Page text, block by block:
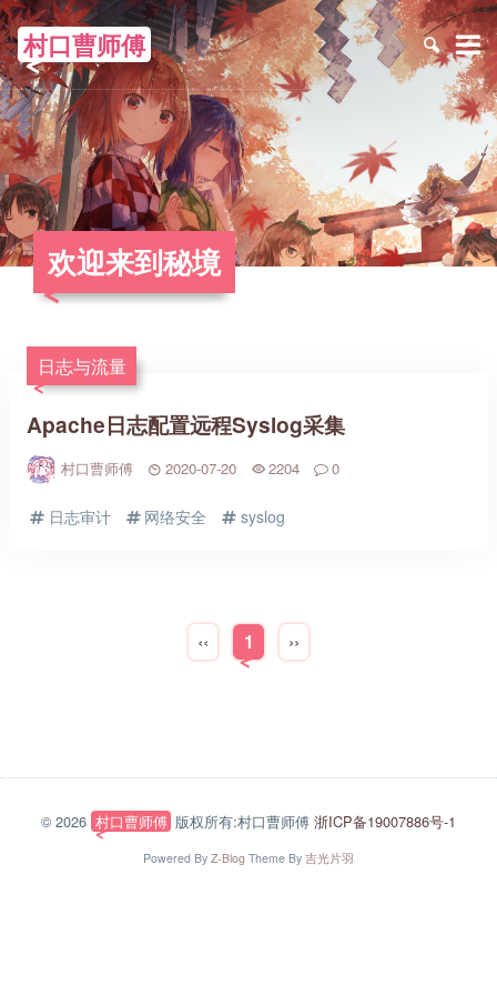
村口曹师傅 ≡
欢迎来到秘境
日志与流量
Apache日志配置远程Syslog采集
村口曹师傅 2020-07-20 2204 0
日志审计 网络安全 syslog
‹‹ 1 ››
© 2026 村口曹师傅 版权所有:村口曹师傅浙ICP备19007886号-1
Powered By Z-Blog Theme By 吉光片羽